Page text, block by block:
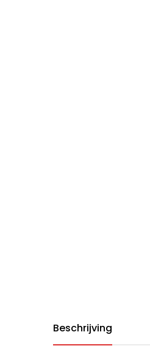
Beschrijving